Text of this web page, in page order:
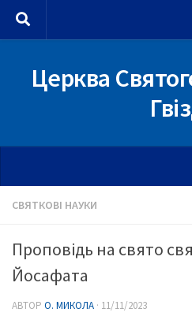
Skip to content
Церква
СВЯТКОВІ НАУКИ
Проповідь на свято
Йосафата
АВТОР О. МИКОЛА · 11/11/2023